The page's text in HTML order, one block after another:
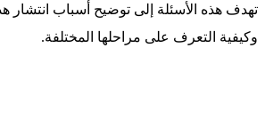
تهدف هذه الأسئلة إلى توضيح أسباب انتشار
وكيفية التعرف على مراحلها المختلفة.